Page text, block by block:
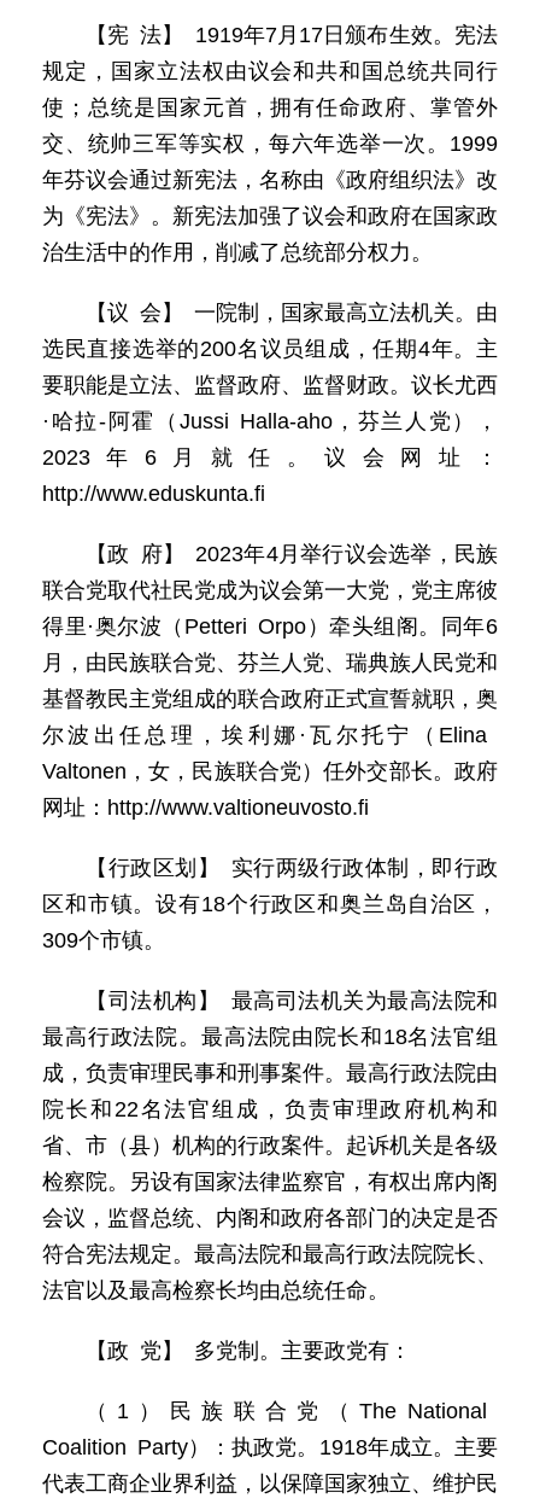
【宪 法】 1919年7月17日颁布生效。宪法
规定，国家立法权由议会和共和国总统共同行
使；总统是国家元首，拥有任命政府、掌管外
交、统帅三军等实权，每六年选举一次。1999
年芬议会通过新宪法，名称由《政府组织法》改
为《宪法》。新宪法加强了议会和政府在国家政
治生活中的作用，削减了总统部分权力。
【议 会】 一院制，国家最高立法机关。由
选民直接选举的200名议员组成，任期4年。主
要职能是立法、监督政府、监督财政。议长尤西
·哈拉-阿霍（Jussi Halla-aho，芬兰人党），
2023年6月就任。议会网址：
http://www.eduskunta.fi
【政 府】 2023年4月举行议会选举，民族
联合党取代社民党成为议会第一大党，党主席彼
得里·奥尔波（Petteri Orpo）牵头组阁。同年6
月，由民族联合党、芬兰人党、瑞典族人民党和
基督教民主党组成的联合政府正式宣誓就职，奥
尔波出任总理，埃利娜·瓦尔托宁（Elina
Valtonen，女，民族联合党）任外交部长。政府
网址：http://www.valtioneuvosto.fi
【行政区划】 实行两级行政体制，即行政
区和市镇。设有18个行政区和奥兰岛自治区，
309个市镇。
【司法机构】 最高司法机关为最高法院和
最高行政法院。最高法院由院长和18名法官组
成，负责审理民事和刑事案件。最高行政法院由
院长和22名法官组成，负责审理政府机构和
省、市（县）机构的行政案件。起诉机关是各级
检察院。另设有国家法律监察官，有权出席内阁
会议，监督总统、内阁和政府各部门的决定是否
符合宪法规定。最高法院和最高行政法院院长、
法官以及最高检察长均由总统任命。
【政 党】 多党制。主要政党有：
（1）民族联合党（The National
Coalition Party）：执政党。1918年成立。主要
代表工商企业界利益，以保障国家独立、维护民